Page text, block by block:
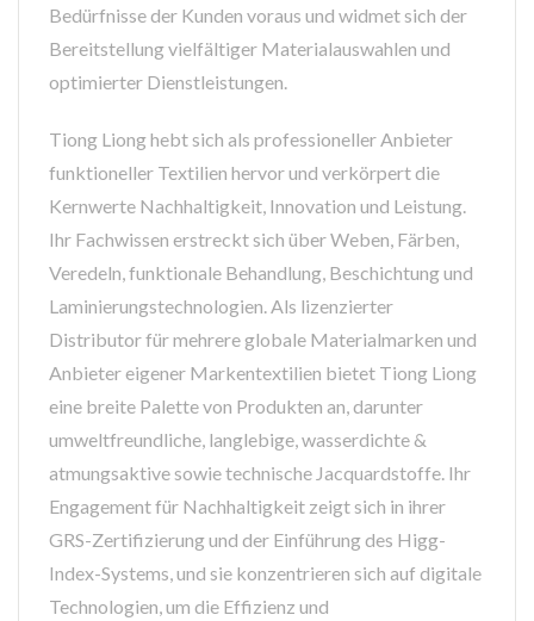
Bedürfnisse der Kunden voraus und widmet sich der
Bereitstellung vielfältiger Materialauswahlen und
optimierter Dienstleistungen.
Tiong Liong hebt sich als professioneller Anbieter
funktioneller Textilien hervor und verkörpert die
Kernwerte Nachhaltigkeit, Innovation und Leistung.
Ihr Fachwissen erstreckt sich über Weben, Färben,
Veredeln, funktionale Behandlung, Beschichtung und
Laminierungstechnologien. Als lizenzierter
Distributor für mehrere globale Materialmarken und
Anbieter eigener Markentextilien bietet Tiong Liong
eine breite Palette von Produkten an, darunter
umweltfreundliche, langlebige, wasserdichte &
atmungsaktive sowie technische Jacquardstoffe. Ihr
Engagement für Nachhaltigkeit zeigt sich in ihrer
GRS-Zertifizierung und der Einführung des Higg-
Index-Systems, und sie konzentrieren sich auf digitale
Technologien, um die Effizienz und